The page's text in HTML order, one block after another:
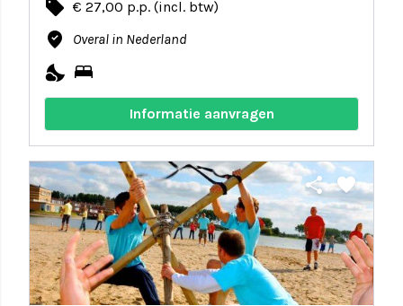
local_offer € 27,00 p.p. (incl. btw)
where_to_vote Overal in Nederland
nights_stay bed
Informatie aanvragen
share favorite